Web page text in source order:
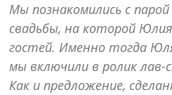
Мы познакомились с
свадьбы, на которой
гостей. Именно тогда
мы включили в ролик
Как и предложение,